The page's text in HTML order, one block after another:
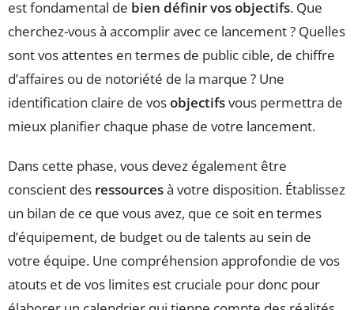
est fondamental de bien définir vos objectifs. Que
cherchez-vous à accomplir avec ce lancement ? Quelles
sont vos attentes en termes de public cible, de chiffre
d’affaires ou de notoriété de la marque ? Une
identification claire de vosobjectifsvous permettra de
mieux planifier chaque phase de votre lancement.
Dans cette phase, vous devez également être
conscient des ressourcesà votre disposition. Établissez
un bilan de ce que vous avez, que ce soit en termes
d’équipement, de budget ou de talents au sein de
votre équipe. Une compréhension approfondie de vos
atouts et de vos limites est cruciale pour donc pour